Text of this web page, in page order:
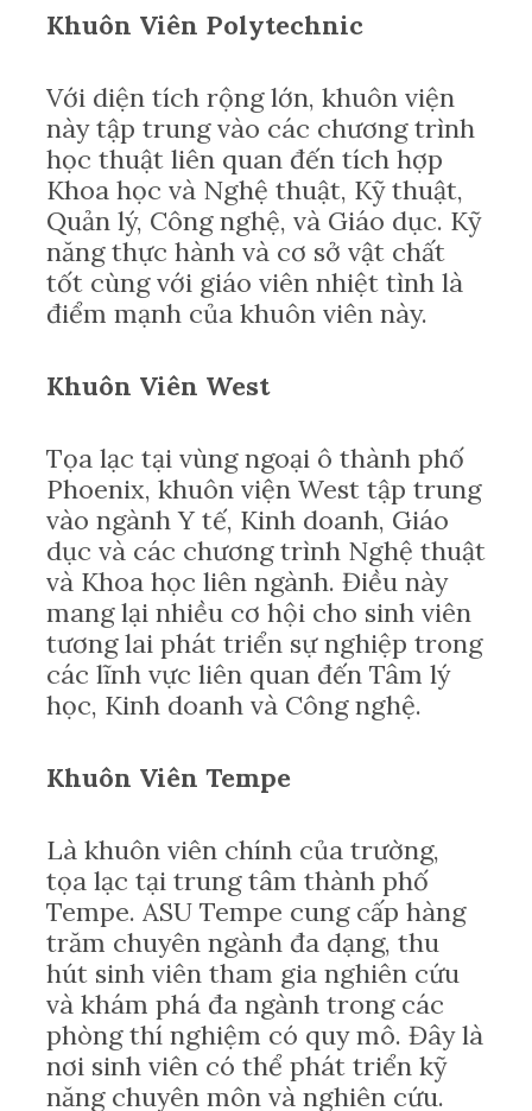
Khuôn Viên Polytechnic
Với diện tích rộng lớn, khuôn viện
này tập trung vào các chương trình
học thuật liên quan đến tích hợp
Khoa học và Nghệ thuật, Kỹ thuật,
Quản lý, Công nghệ, và Giáo dục. Kỹ
năng thực hành và cơ sở vật chất
tốt cùng với giáo viên nhiệt tình là
điểm mạnh của khuôn viên này.
Khuôn Viên West
Tọa lạc tại vùng ngoại ô thành phố
Phoenix, khuôn viện West tập trung
vào ngành Y tế, Kinh doanh, Giáo
dục và các chương trình Nghệ thuật
và Khoa học liên ngành. Điều này
mang lại nhiều cơ hội cho sinh viên
tương lai phát triển sự nghiệp trong
các lĩnh vực liên quan đến Tâm lý
học, Kinh doanh và Công nghệ.
Khuôn Viên Tempe
Là khuôn viên chính của trường,
tọa lạc tại trung tâm thành phố
Tempe. ASU Tempe cung cấp hàng
trăm chuyên ngành đa dạng, thu
hút sinh viên tham gia nghiên cứu
và khám phá đa ngành trong các
phòng thí nghiệm có quy mô. Đây là
nơi sinh viên có thể phát triển kỹ
năng chuyên môn và nghiên cứu.